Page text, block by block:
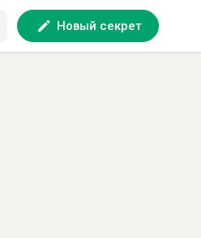
Новый секрет